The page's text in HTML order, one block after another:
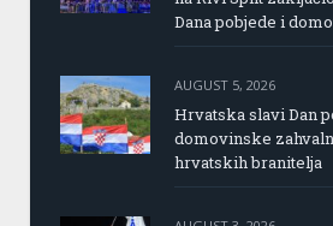
Dana pobjede i
AUGUST 5, 2026
Hrvatska slavi Dan
domovinske
hrvatskih branitelja